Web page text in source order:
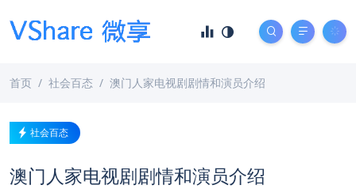
首页 社会百态 澳门人家电视剧剧情和演员介绍
社会百态
澳门人家电视剧剧情和演员介绍